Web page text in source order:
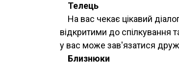
Телець
На вас чекає цікавий
відкритими до спілкування
у вас може зав'язатися
Близнюки